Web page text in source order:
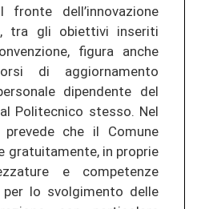
fronte dell’innovazione
tra gli obiettivi inseriti
figura anche
di aggiornamento
dipendente del
Politecnico stesso. Nel
prevede che il Comune
gratuitamente, in proprie
e competenze
lo svolgimento delle